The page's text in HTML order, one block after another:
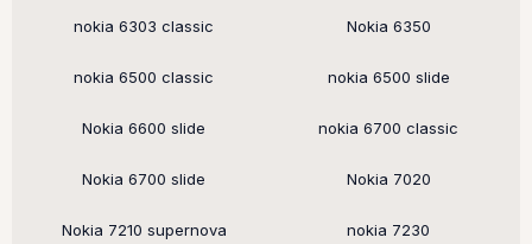
nokia 6303 classic Nokia 6350
nokia 6500 classic nokia 6500 slide
Nokia 6600 slide nokia 6700 classic
Nokia 6700 slide Nokia 7020
Nokia 7210 supernova nokia 7230